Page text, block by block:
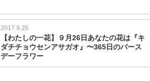
2017.9.26
【わたしの一花】９月26日あなたの花は『キ
ダチチョウセンアサガオ』〜365日のバース
デーフラワー